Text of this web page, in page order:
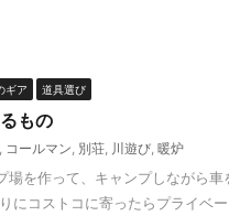
ギア 道具選び
もの
, コールマン, 別荘, 川遊び, 暖炉
を作って、キャンプしながら車
にコストコに寄ったらプライベ
Muscle Training